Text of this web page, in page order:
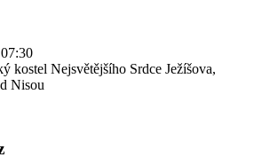
kostel Nejsvětějšího Srdce Ježíšova,
Nisou